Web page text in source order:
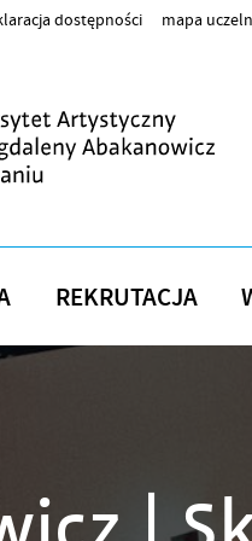
dostępności mapa
REKRUTACJA